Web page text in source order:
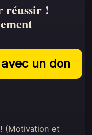
réussir !
un don
(Motivation et